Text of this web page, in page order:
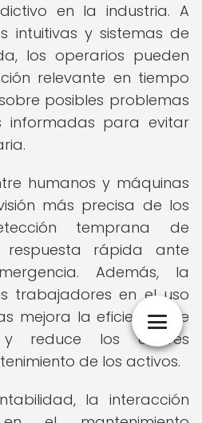
en la industria. A
intuitivas y sistemas de
los operarios pueden
relevante en tiempo
posibles problemas
informadas para evitar
humanos y máquinas
más precisa de los
temprana de
rápida ante
Además, la
trabajadores en el uso
mejora la eficiencia de
y reduce los errores
de los activos.
la interacción